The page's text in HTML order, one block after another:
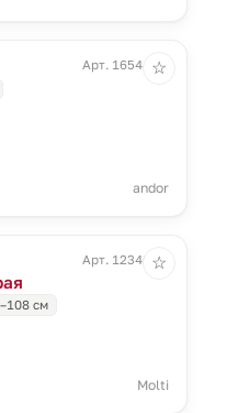
Арт. 16544.10
andor
☆
Арт. 12346.11
см
Molti
☆